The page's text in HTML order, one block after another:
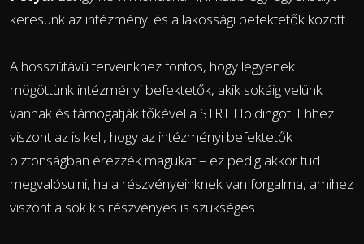
keresünk az intézményi és a lakossági befektetők között.
A hosszútávú terveinkhez fontos, hogy legyenek
mögöttünk intézményi befektetők, akik sokáig velünk
vannak és támogatják tőkével a STRT Holdingot. Ehhez
viszont az is kell, hogy az intézményi befektetők
biztonságban érezzék magukat – ez pedig akkor tud
megvalósulni, ha a részvényeinknek van forgalma, amihez
viszont a sok kis részvényes is szükséges.